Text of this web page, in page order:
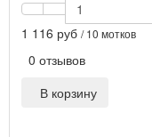
1 116 руб / 10 мотков
0 отзывов
В корзину